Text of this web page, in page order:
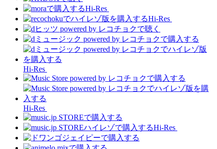
Hi-Res
Hi-Res
Hi-Res
Hi-Res
Hi-Res